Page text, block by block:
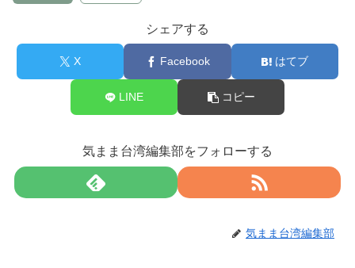
シェアする
X Facebook はてブ
LINE コピー
気まま台湾編集部をフォローする
気まま台湾編集部